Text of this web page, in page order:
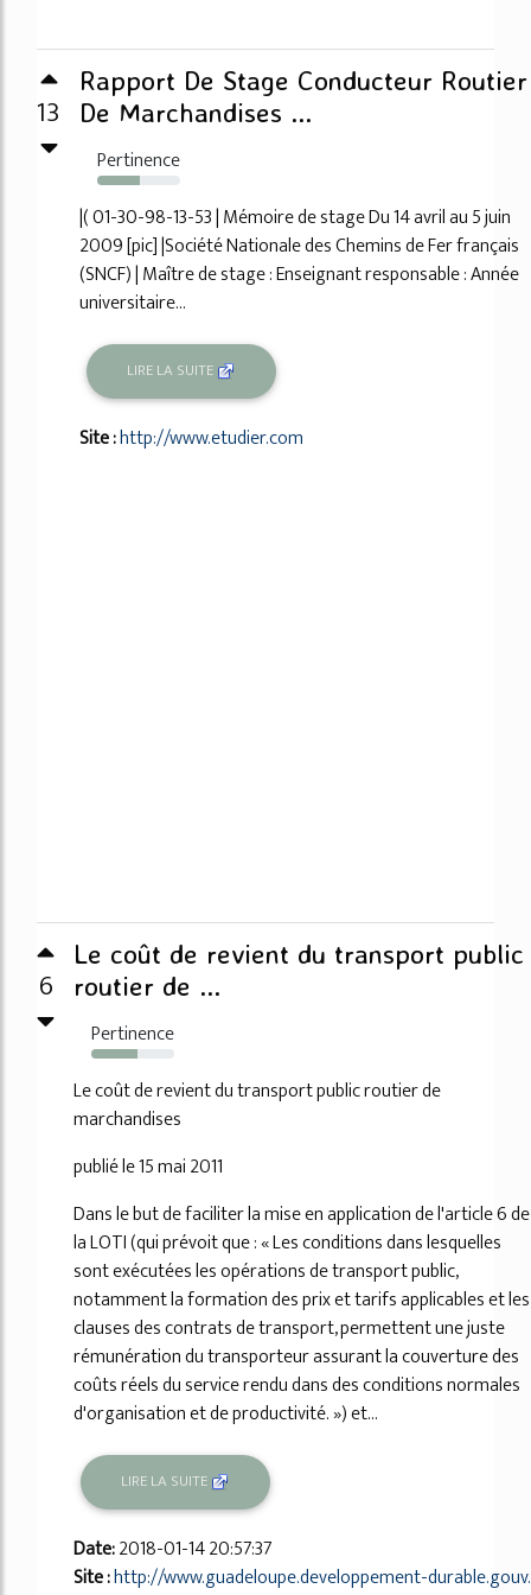
13
Rapport De Stage Conducteur Routier
De Marchandises ...
Pertinence
52%
|( 01-30-98-13-53 | Mémoire de stage Du 14 avril au 5 juin
2009 [pic] |Société Nationale des Chemins de Fer français
(SNCF) | Maître de stage : Enseignant responsable : Année
universitaire...
LIRE LA SUITE
Site :http://www.etudier.com
6
Le coût de revient du transport public
routier de ...
Pertinence
55%
Le coût de revient du transport public routier de
marchandises
publié le 15 mai 2011
Dans le but de faciliter la mise en application de l'article 6 de
la LOTI (qui prévoit que : « Les conditions dans lesquelles
sont exécutées les opérations de transport public,
notamment la formation des prix et tarifs applicables et les
clauses des contrats de transport, permettent une juste
rémunération du transporteur assurant la couverture des
coûts réels du service rendu dans des conditions normales
d'organisation et de productivité. ») et...
LIRE LA SUITE
Date:2018-01-14 20:57:37
Site :http://www.guadeloupe.developpement-durable.gouv.